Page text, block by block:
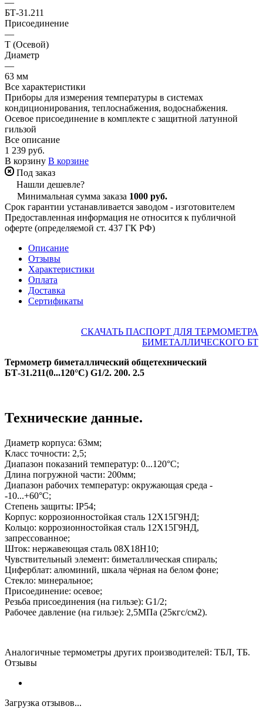
БТ-31.211
Присоединение
—
Т (Осевой)
Диаметр
—
63 мм
Все характеристики
Приборы для измерения температуры в системах
кондиционирования, теплоснабжения, водоснабжения.
Осевое присоединение в комплекте с защитной латунной
гильзой
Все описание
1 239 руб.
В корзину В корзине
Под заказ
Нашли дешевле?
Минимальная сумма заказа 1000 руб.
Срок гарантии устанавливается заводом - изготовителем
Предоставленная информация не относится к публичной
оферте (определяемой ст. 437 ГК РФ)
Описание
Отзывы
Характеристики
Оплата
Доставка
Сертификаты
СКАЧАТЬ ПАСПОРТ ДЛЯ ТЕРМОМЕТРА
БИМЕТАЛЛИЧЕСКОГО БТ
Термометр биметаллический общетехнический
БТ-31.211(0...120°С) G1/2. 200. 2.5
Технические данные.
Диаметр корпуса: 63мм;
Класс точности: 2,5;
Диапазон показаний температур: 0...120°C;
Длина погружной части: 200мм;
Диапазон рабочих температур: окружающая среда -
-10...+60°C;
Степень защиты: IP54;
Корпус: коррозионностойкая сталь 12Х15Г9НД;
Кольцо: коррозионностойкая сталь 12Х15Г9НД,
запрессованное;
Шток: нержавеющая сталь 08Х18Н10;
Чувствительный элемент: биметаллическая спираль;
Циферблат: алюминий, шкала чёрная на белом фоне;
Стекло: минеральное;
Присоединение: осевое;
Резьба присоединения (на гильзе): G1/2;
Рабочее давление (на гильзе): 2,5МПа (25кгс/см2).
Аналогичные термометры других производителей: ТБЛ, ТБ.
Отзывы
Загрузка отзывов...